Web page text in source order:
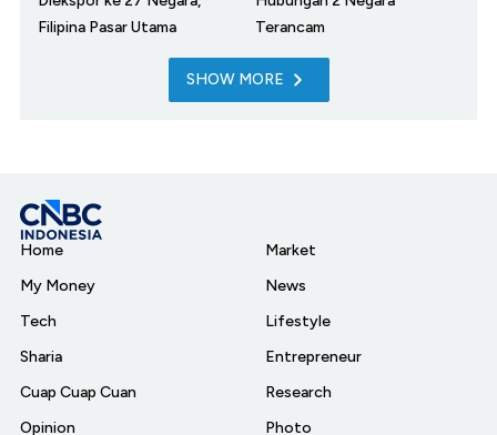
Filipina Pasar Utama
Terancam
SHOW MORE
Home
My Money
Tech
Sharia
Cuap Cuap Cuan
Opinion
Market
News
Lifestyle
Entrepreneur
Research
Photo